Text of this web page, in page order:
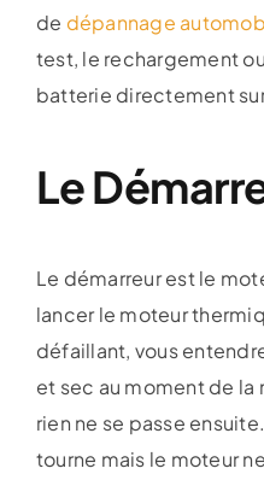
de dépannage
test, le rechargement
batterie directement
Le
Le démarreur est le
lancer le moteur
défaillant, vous
et sec au moment de la
rien ne se passe
tourne mais le moteur